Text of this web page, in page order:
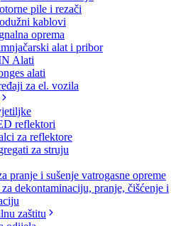
pile i rezači
kablovi
oprema
alat i pribor
Alati
alati
za el. vozila
reflektori
za reflektore
za struju
pranje i sušenje vatrogasne opreme
za dekontaminaciju, pranje, čišćenje i
zaštitu